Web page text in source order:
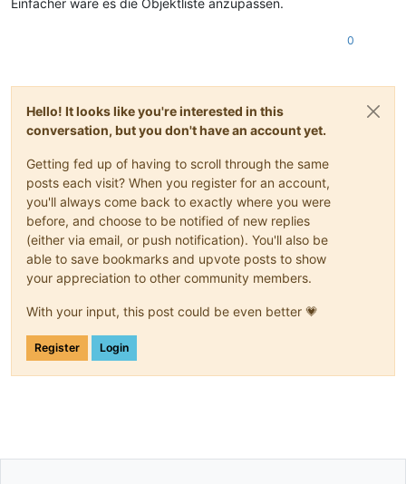
0
Hello! It looks like you're interested in this
conversation, but you don't have an account yet.
Getting fed up of having to scroll through the same
posts each visit? When you register for an account,
you'll always come back to exactly where you were
before, and choose to be notified of new replies
(either via email, or push notification). You'll also be
able to save bookmarks and upvote posts to show
your appreciation to other community members.
With your input, this post could be even better 💗
Register Login